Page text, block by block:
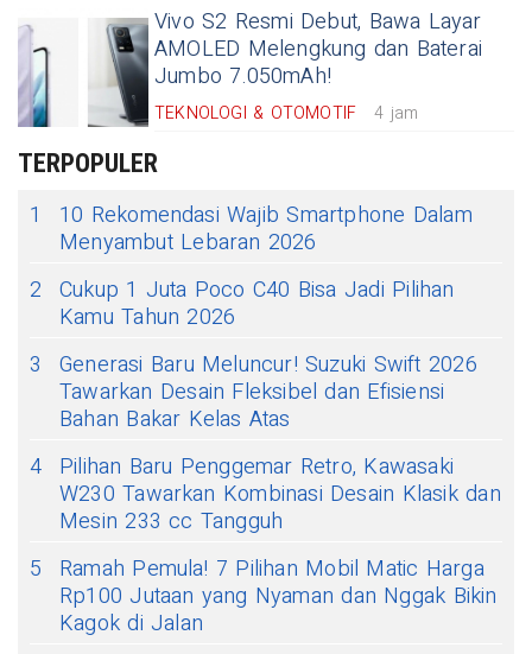
Vivo S2 Resmi Debut, Bawa Layar
AMOLED Melengkung dan Baterai
Jumbo 7.050mAh!
TEKNOLOGI & OTOMOTIF 4 jam
TERPOPULER
1
10 Rekomendasi Wajib Smartphone Dalam
Menyambut Lebaran 2026
2 Cukup 1 Juta Poco C40 Bisa Jadi Pilihan
Kamu Tahun 2026
3
Generasi Baru Meluncur! Suzuki Swift 2026
Tawarkan Desain Fleksibel dan Efisiensi
Bahan Bakar Kelas Atas
4 Pilihan Baru Penggemar Retro, Kawasaki
W230 Tawarkan Kombinasi Desain Klasik dan
Mesin 233 cc Tangguh
5
Ramah Pemula! 7 Pilihan Mobil Matic Harga
Rp100 Jutaan yang Nyaman dan Nggak Bikin
Kagok di Jalan